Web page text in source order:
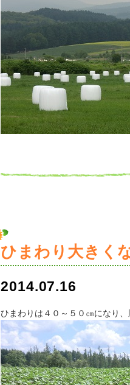
ひまわり大きく
2014.07.16
ひまわりは４０～５０㎝になり